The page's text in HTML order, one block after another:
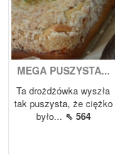
MEGA PUSZYSTA...
Ta drożdżówka wyszła
tak puszysta, że ciężko
było... ⇖ 564